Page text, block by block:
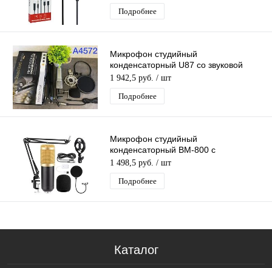
Подробнее
Микрофон студийный
конденсаторный U87 со звуковой
картой (MF57)
1 942,5 руб. / шт
Подробнее
Микрофон студийный
конденсаторный BM-800 с
настольным кронштейном (MF53)
1 498,5 руб. / шт
Подробнее
Каталог